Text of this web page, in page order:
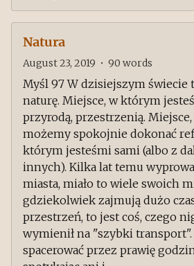
Natura
August 23, 2019 • 90 words
Myśl 97 W dzisiejszym świecie
naturę. Miejsce, w którym
przyrodą, przestrzenią.
możemy spokojnie dokonać
którym jesteśmi sami (albo z
innych). Kilka lat temu
miasta, miało to wiele swoich
gdziekolwiek zajmują dużo
przestrzeń, to jest coś, czego
wymienił na "szybki
spacerować przez prawię